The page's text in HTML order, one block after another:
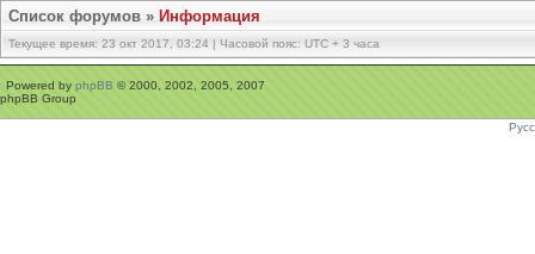
Список форумов » Информация
Текущее время: 23 окт 2017, 03:24 | Часовой пояс: UTC + 3 часа
Powered by phpBB © 2000, 2002, 2005, 2007
phpBB Group